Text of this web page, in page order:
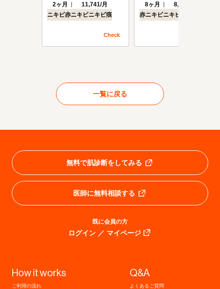
2ヶ月
11,741/月
ニキビ赤ニキビニキビ痕
Check
8ヶ月
8,294/月
赤ニキビニキビ
一覧に戻る
無料で肌診断をしてみる
医師に無料相談する
既に会員の方
ログイン ／ マイページ
How it works
ご利用の流れ
Q&A
よくあるご質問